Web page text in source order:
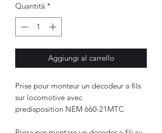
Quantità *
Aggiungi al carrello
Prise pour monteur un decodeur a fils
sur locomotive avec
predisposition NEM 660-21MTC